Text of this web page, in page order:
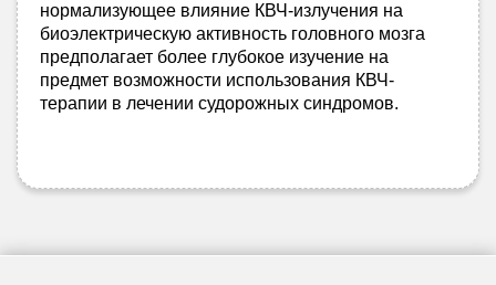
нормализующее влияние КВЧ-излучения на
биоэлектрическую активность головного мозга
предполагает более глубокое изучение на
предмет возможности использования КВЧ-
терапии в лечении судорожных синдромов.